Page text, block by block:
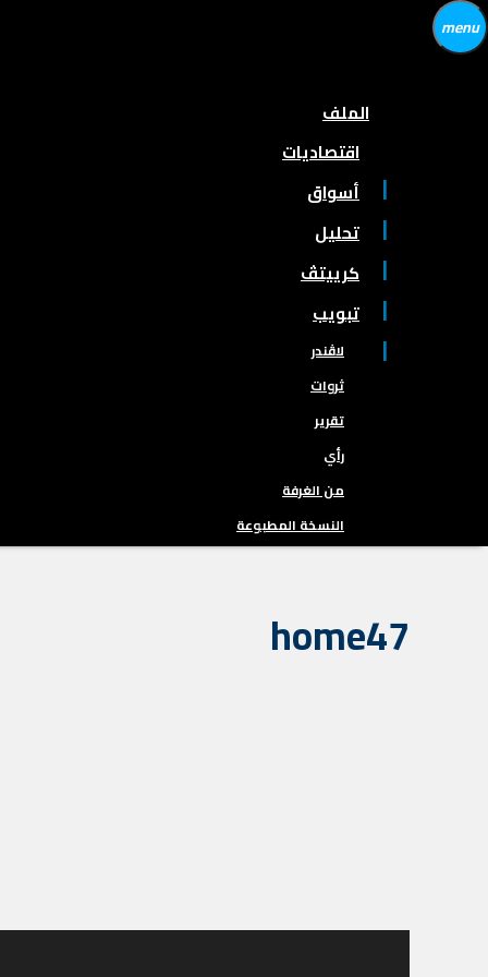
menu
الملف
اقتصاديات
أسواق
تحليل
كرييتڤ
تبويب
لاڤندر
ثروات
تقرير
رأي
من الغرفة
النسخة المطبوعة
home47